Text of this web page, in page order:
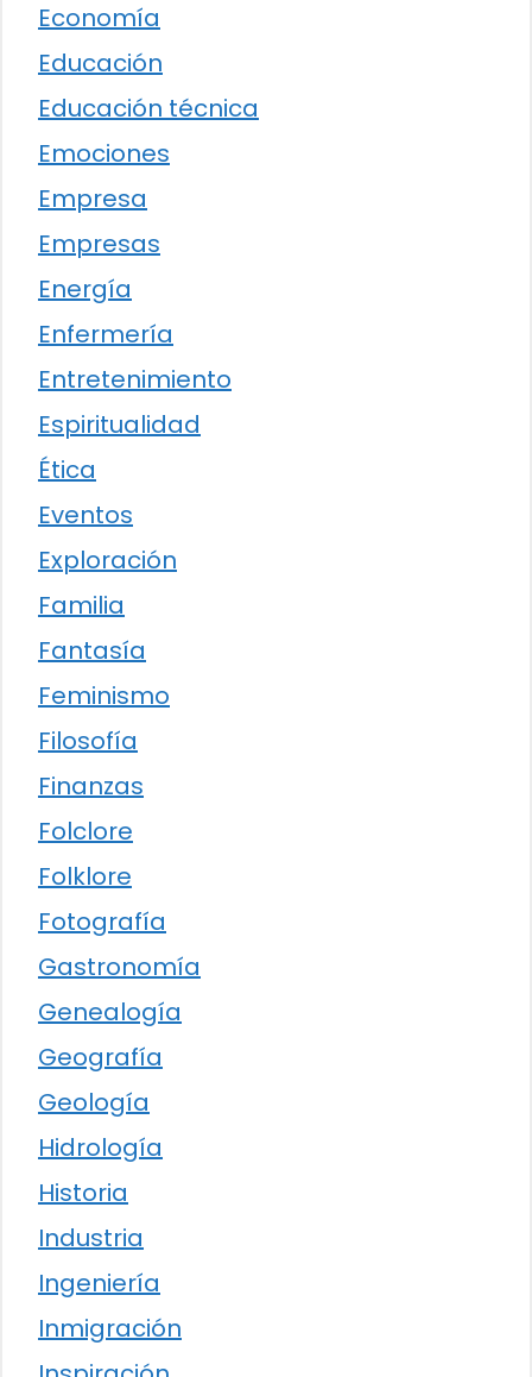
Economía
Educación
Educación técnica
Emociones
Empresa
Empresas
Energía
Enfermería
Entretenimiento
Espiritualidad
Ética
Eventos
Exploración
Familia
Fantasía
Feminismo
Filosofía
Finanzas
Folclore
Folklore
Fotografía
Gastronomía
Genealogía
Geografía
Geología
Hidrología
Historia
Industria
Ingeniería
Inmigración